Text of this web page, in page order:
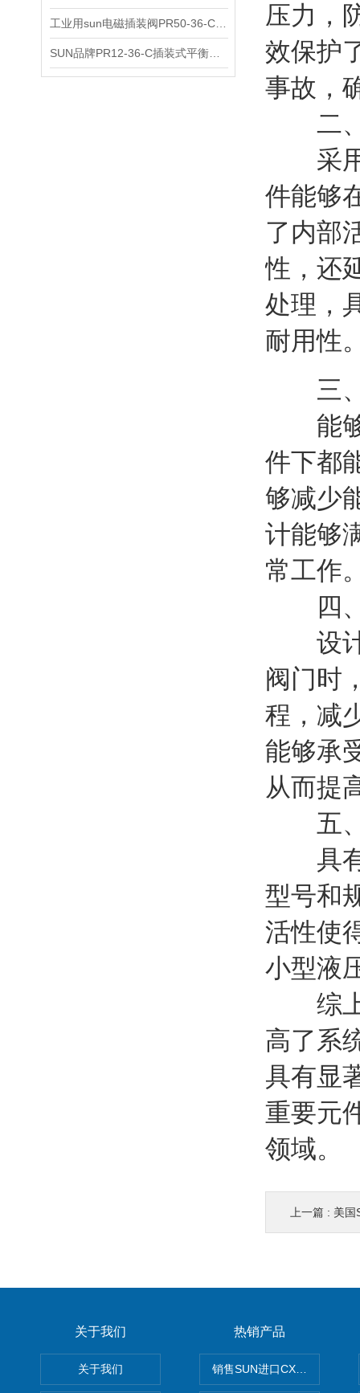
压力，
效保护
事故，
二、
采用
件能够
了内部
性，还
处理，
耐用性
三、
能够
件下都
够减少
计能够
常工作
四、
设计
阀门时
程，减
能够承
从而提
五、
具有
型号和
活性使
小型液
综上
高了系
具有显
重要元
领域。
上一篇 : 美国
关于我们
关于我们
热销产品
销售SUN进口CXGDXCN插